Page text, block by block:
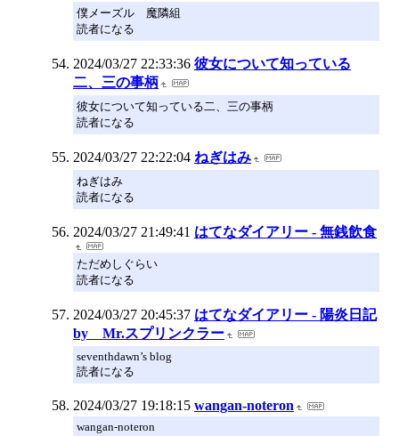
僕メーズル 魔隣組
読者になる
2024/03/27 22:33:36 彼女について知っている
二、三の事柄
彼女について知っている二、三の事柄
読者になる
2024/03/27 22:22:04 ねぎはみ
ねぎはみ
読者になる
2024/03/27 21:49:41 はてなダイアリー - 無銭飲食
ただめしぐらい
読者になる
2024/03/27 20:45:37 はてなダイアリー - 陽炎日記
by Mr.スプリンクラー
seventhdawn’s blog
読者になる
2024/03/27 19:18:15 wangan-noteron
wangan-noteron